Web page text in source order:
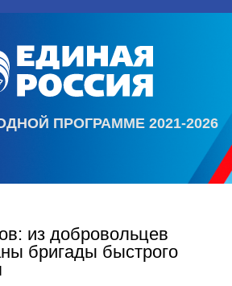
ПРОГРАММЕ 2021-2026
из добровольцев
бригады быстрого